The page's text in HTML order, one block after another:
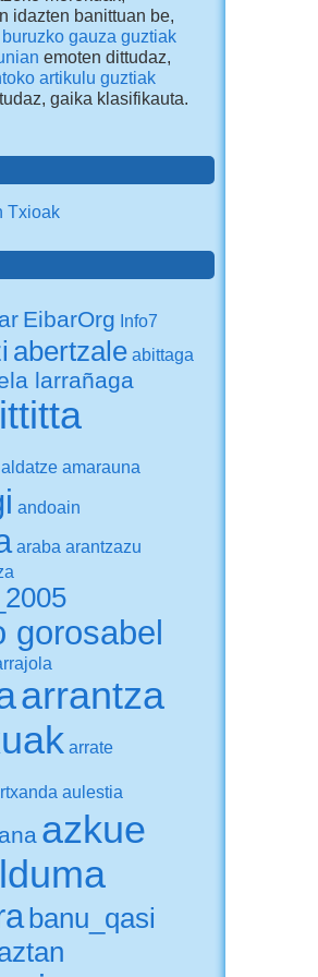
idazten banittuan be,
gauza guztiak
emoten dittudaz,
artikulu guztiak
, gaika klasifikauta.
Txioak
EibarOrg Info7
abertzale abittaga
larrañaga
aldatze amarauna
andoain
araba arantzazu
gorosabel
arrantza
arrate
aulestia
azkue
banu_qasi